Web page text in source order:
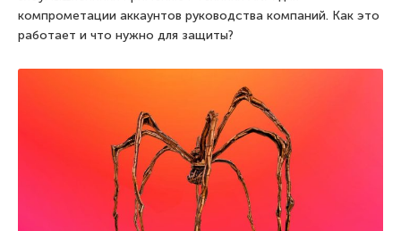
компрометации аккаунтов руководства компаний. Как это
работает и что нужно для защиты?